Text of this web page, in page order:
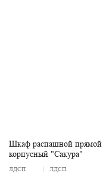
Шкаф распашной прямой
корпусный "Сакура"
ЛДСП ЛДСП